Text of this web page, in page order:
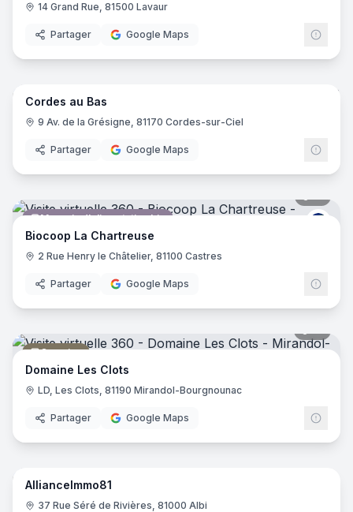
14 Grand Rue, 81500 Lavaur
Partager Google Maps
Caviste
6
Cordes au Bas
9 Av. de la Grésigne, 81170 Cordes-sur-Ciel
Partager Google Maps
Magasin d'alimentation bio
Biocoop La Chartreuse
2 Rue Henry le Châtelier, 81100 Castres
Partager Google Maps
Camping
Domaine Les Clots
LD, Les Clots, 81190 Mirandol-Bourgnounac
Partager Google Maps
Agence immobilière
7
AllianceImmo81
37 Rue Séré de Rivières, 81000 Albi